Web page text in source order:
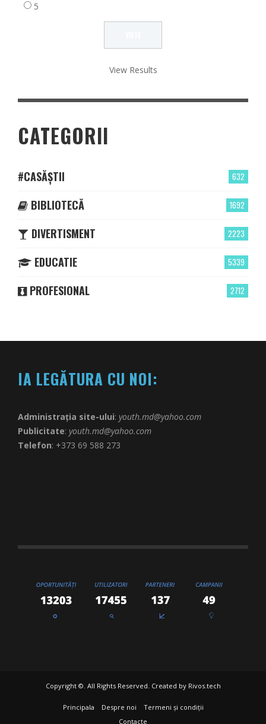
5
View Results
CATEGORII
632
#CASĂȘTII
1692
BIBLIOTECĂ
2223
DIVERTISMENT
5339
EDUCATIE
2712
PROFESIONAL
IA LEGĂTURA CU NOI:
Administrația site-ului: youth.md@yahoo.com
Publicitate: youth.md@yahoo.com
Telefon: +373 69 588 273
Copyright ©. All Rights Reserved. Created by Rivos.tech
Principala Despre noi
Termeni și condiții
Contacte